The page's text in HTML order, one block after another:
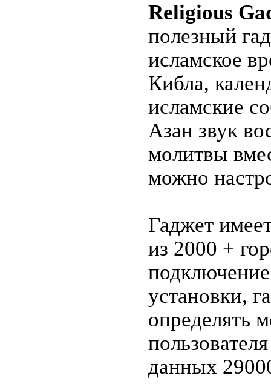
Religious
полезный
исламское
Кибла,
исламские
Азан звук
молитвы
можно
Гаджет
из 2000 +
установки,
определять
данных